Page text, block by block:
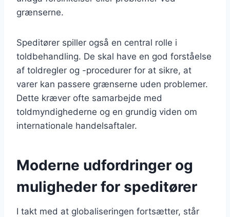
grænserne.
Speditører spiller også en central rolle i
toldbehandling. De skal have en god forståelse
af toldregler og -procedurer for at sikre, at
varer kan passere grænserne uden problemer.
Dette kræver ofte samarbejde med
toldmyndighederne og en grundig viden om
internationale handelsaftaler.
Moderne udfordringer og
muligheder for speditører
I takt med at globaliseringen fortsætter, står